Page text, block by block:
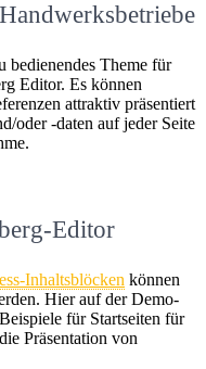
bedienendes Theme für
Editor. Es können
attraktiv präsentiert
oder -daten auf jeder Seite
Editor
Inhaltsblöcken können
Hier auf der Demo-
für Startseiten für
Präsentation von